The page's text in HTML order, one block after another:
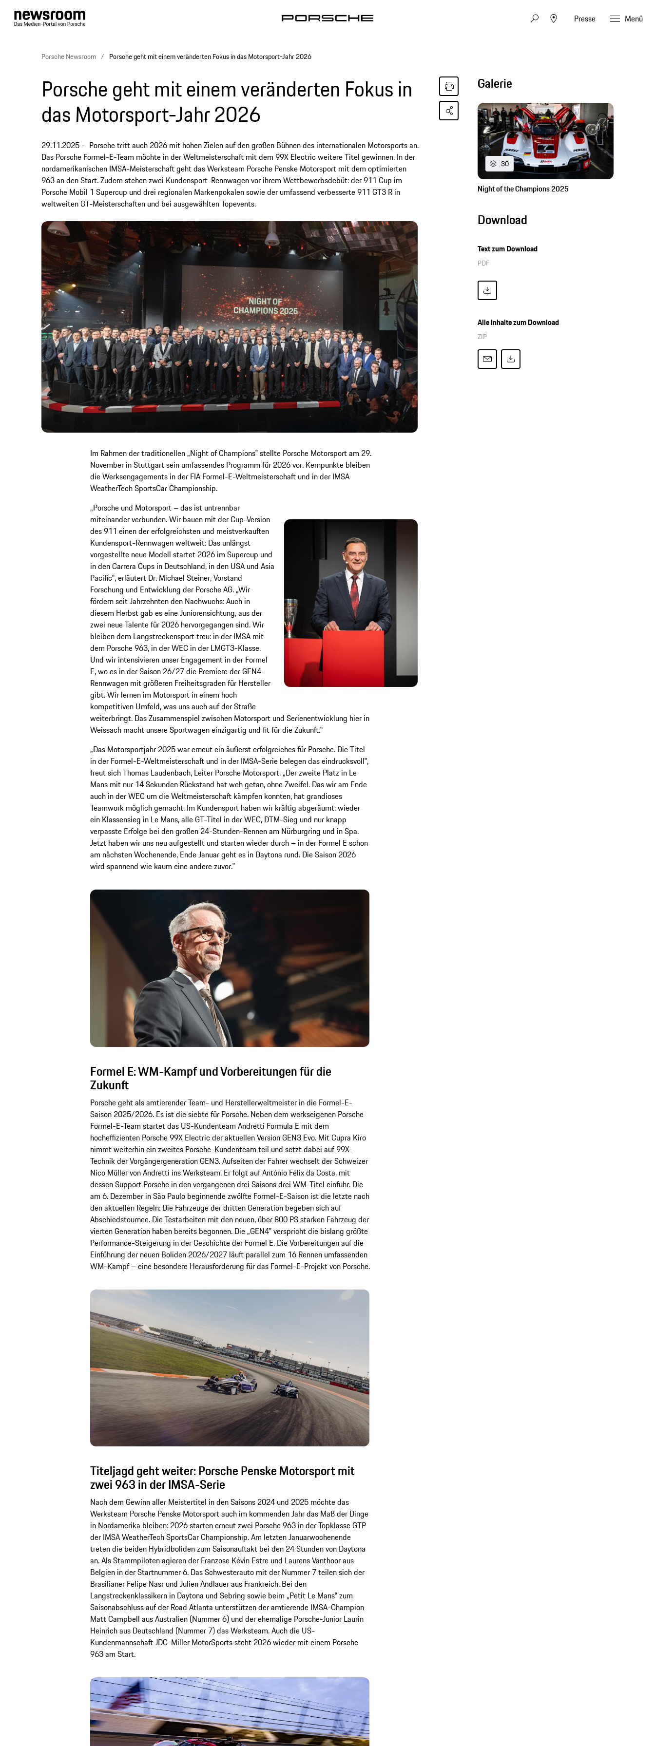
Presse Menü
Porsche Newsroom Porsche geht mit einem veränderten Fokus in das Motorsport-Jahr 2026
Porsche geht mit einem veränderten Fokus in
das Motorsport-Jahr 2026
29.11.2025
Porsche tritt auch 2026 mit hohen Zielen auf den großen Bühnen des internationalen Motorsports an.
Das Porsche Formel-E-Team möchte in der Weltmeisterschaft mit dem 99X Electric weitere Titel gewinnen. In der
nordamerikanischen IMSA-Meisterschaft geht das Werksteam Porsche Penske Motorsport mit dem optimierten
963 an den Start. Zudem stehen zwei Kundensport-Rennwagen vor ihrem Wettbewerbsdebüt: der 911 Cup im
Porsche Mobil 1 Supercup und drei regionalen Markenpokalen sowie der umfassend verbesserte 911 GT3 R in
weltweiten GT-Meisterschaften und bei ausgewählten Topevents.
Im Rahmen der traditionellen „Night of Champions‟ stellte Porsche Motorsport am 29.
November in Stuttgart sein umfassendes Programm für 2026 vor. Kernpunkte bleiben
die Werksengagements in der FIA Formel-E-Weltmeisterschaft und in der IMSA
WeatherTech SportsCar Championship.
„Porsche und Motorsport – das ist untrennbar
miteinander verbunden. Wir bauen mit der Cup-Version
des 911 einen der erfolgreichsten und meistverkauften
Kundensport-Rennwagen weltweit: Das unlängst
vorgestellte neue Modell startet 2026 im Supercup und
in den Carrera Cups in Deutschland, in den USA und Asia
Pacific‟, erläutert Dr. Michael Steiner, Vorstand
Forschung und Entwicklung der Porsche AG. „Wir
fördern seit Jahrzehnten den Nachwuchs: Auch in
diesem Herbst gab es eine Juniorensichtung, aus der
zwei neue Talente für 2026 hervorgegangen sind. Wir
bleiben dem Langstreckensport treu: in der IMSA mit
dem Porsche 963, in der WEC in der LMGT3-Klasse.
Und wir intensivieren unser Engagement in der Formel
E, wo es in der Saison 26/27 die Premiere der GEN4-
Rennwagen mit größeren Freiheitsgraden für Hersteller
gibt. Wir lernen im Motorsport in einem hoch
kompetitiven Umfeld, was uns auch auf der Straße
weiterbringt. Das Zusammenspiel zwischen Motorsport und Serienentwicklung hier in
Weissach macht unsere Sportwagen einzigartig und fit für die Zukunft.‟
„Das Motorsportjahr 2025 war erneut ein äußerst erfolgreiches für Porsche. Die Titel
in der Formel-E-Weltmeisterschaft und in der IMSA-Serie belegen das eindrucksvoll‟,
freut sich Thomas Laudenbach, Leiter Porsche Motorsport. „Der zweite Platz in Le
Mans mit nur 14 Sekunden Rückstand hat weh getan, ohne Zweifel. Das wir am Ende
auch in der WEC um die Weltmeisterschaft kämpfen konnten, hat grandioses
Teamwork möglich gemacht. Im Kundensport haben wir kräftig abgeräumt: wieder
ein Klassensieg in Le Mans, alle GT-Titel in der WEC, DTM-Sieg und nur knapp
verpasste Erfolge bei den großen 24-Stunden-Rennen am Nürburgring und in Spa.
Jetzt haben wir uns neu aufgestellt und starten wieder durch – in der Formel E schon
am nächsten Wochenende, Ende Januar geht es in Daytona rund. Die Saison 2026
wird spannend wie kaum eine andere zuvor.‟
Formel E: WM-Kampf und Vorbereitungen für die
Zukunft
Porsche geht als amtierender Team- und Herstellerweltmeister in die Formel-E-
Saison 2025/2026. Es ist die siebte für Porsche. Neben dem werkseigenen Porsche
Formel-E-Team startet das US-Kundenteam Andretti Formula E mit dem
hocheffizienten Porsche 99X Electric der aktuellen Version GEN3 Evo. Mit Cupra Kiro
nimmt weiterhin ein zweites Porsche-Kundenteam teil und setzt dabei auf 99X-
Technik der Vorgängergeneration GEN3. Aufseiten der Fahrer wechselt der Schweizer
Nico Müller von Andretti ins Werksteam. Er folgt auf António Félix da Costa, mit
dessen Support Porsche in den vergangenen drei Saisons drei WM-Titel einfuhr. Die
am 6. Dezember in São Paulo beginnende zwölfte Formel-E-Saison ist die letzte nach
den aktuellen Regeln: Die Fahrzeuge der dritten Generation begeben sich auf
Abschiedstournee. Die Testarbeiten mit den neuen, über 800 PS starken Fahrzeug der
vierten Generation haben bereits begonnen. Die „GEN4‟ verspricht die bislang größte
Performance-Steigerung in der Geschichte der Formel E. Die Vorbereitungen auf die
Einführung der neuen Boliden 2026/2027 läuft parallel zum 16 Rennen umfassenden
WM-Kampf – eine besondere Herausforderung für das Formel-E-Projekt von Porsche.
Titeljagd geht weiter: Porsche Penske Motorsport mit
zwei 963 in der IMSA-Serie
Nach dem Gewinn aller Meistertitel in den Saisons 2024 und 2025 möchte das
Werksteam Porsche Penske Motorsport auch im kommenden Jahr das Maß der Dinge
in Nordamerika bleiben: 2026 starten erneut zwei Porsche 963 in der Topklasse GTP
der IMSA WeatherTech SportsCar Championship. Am letzten Januarwochenende
treten die beiden Hybridboliden zum Saisonauftakt bei den 24 Stunden von Daytona
an. Als Stammpiloten agieren der Franzose Kévin Estre und Laurens Vanthoor aus
Belgien in der Startnummer 6. Das Schwesterauto mit der Nummer 7 teilen sich der
Brasilianer Felipe Nasr und Julien Andlauer aus Frankreich. Bei den
Langstreckenklassikern in Daytona und Sebring sowie beim „Petit Le Mans‟ zum
Saisonabschluss auf der Road Atlanta unterstützen der amtierende IMSA-Champion
Matt Campbell aus Australien (Nummer 6) und der ehemalige Porsche-Junior Laurin
Heinrich aus Deutschland (Nummer 7) das Werksteam. Auch die US-
Kundenmannschaft JDC-Miller MotorSports steht 2026 wieder mit einem Porsche
963 am Start.
Galerie
30
Night of the Champions 2025
Download
Text zum Download
PDF
Alle Inhalte zum Download
ZIP